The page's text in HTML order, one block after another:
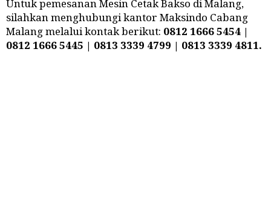
Untuk pemesanan Mesin Cetak Bakso di Malang,
silahkan menghubungi kantor Maksindo Cabang
Malang melalui kontak berikut: 0812 1666 5454 |
0812 1666 5445 | 0813 3339 4799 | 0813 3339 4811.